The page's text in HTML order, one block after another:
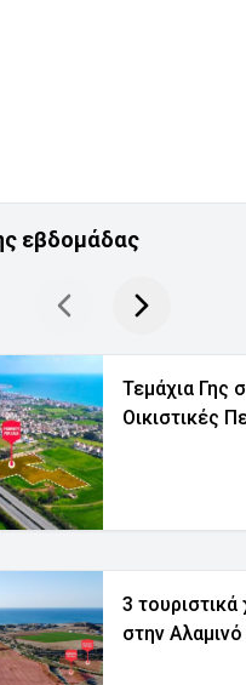
εβδομάδας
Τεμάχια Γης
Οικιστικές
3
στην Αλαμινό